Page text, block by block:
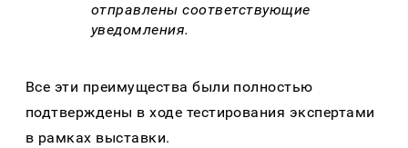
отправлены соответствующие
уведомления.
Все эти преимущества были полностью
подтверждены в ходе тестирования экспертами
в рамках выставки.